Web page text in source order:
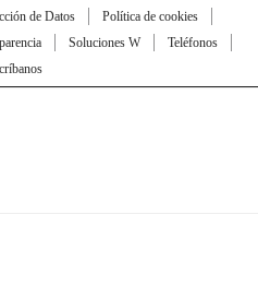
de Datos
Política de cookies
Soluciones W
Teléfonos